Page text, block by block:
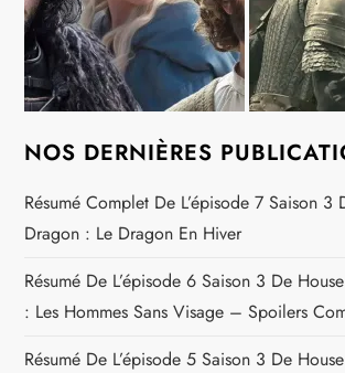
NOS DERNIÈRES
Résumé Complet De L’épisode 7 Saison 3
Dragon : Le Dragon En Hiver
Résumé De L’épisode 6 Saison 3 De
: Les Hommes Sans Visage – Spoilers
Résumé De L’épisode 5 Saison 3 De